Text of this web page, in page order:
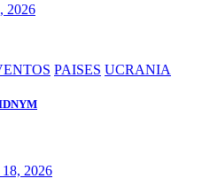
2026
PAISES UCRANIA
2026